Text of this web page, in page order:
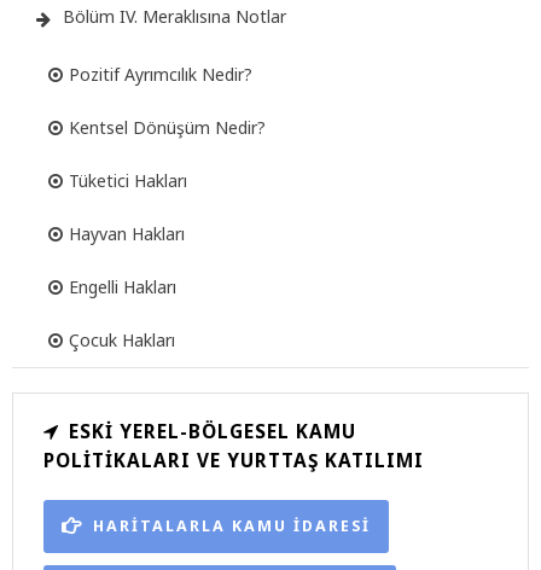
Bölüm IV. Meraklısına Notlar
Pozitif Ayrımcılık Nedir?
Kentsel Dönüşüm Nedir?
Tüketici Hakları
Hayvan Hakları
Engelli Hakları
Çocuk Hakları
ESKI YEREL-BÖLGESEL KAMU
POLITIKALARI VE YURTTAŞ KATILIMI
HARİTALARLA KAMU İDARESİ